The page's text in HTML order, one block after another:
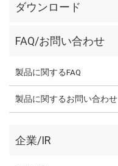
ダウンロード
FAQ/お問い合わせ
製品に関するFAQ
製品に関するお問い合わせ
企業/IR